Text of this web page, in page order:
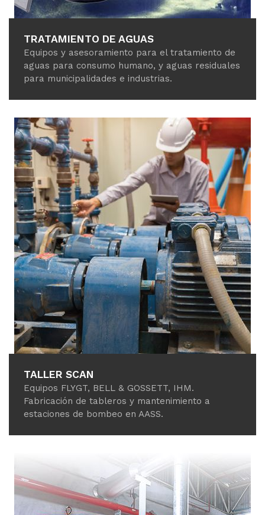
TRATAMIENTO DE AGUAS
Equipos y asesoramiento para el tratamiento de
aguas para consumo humano, y aguas residuales
para municipalidades e industrias.
TALLER SCAN
Equipos FLYGT, BELL & GOSSETT, IHM.
Fabricación de tableros y mantenimiento a
estaciones de bombeo en AASS.